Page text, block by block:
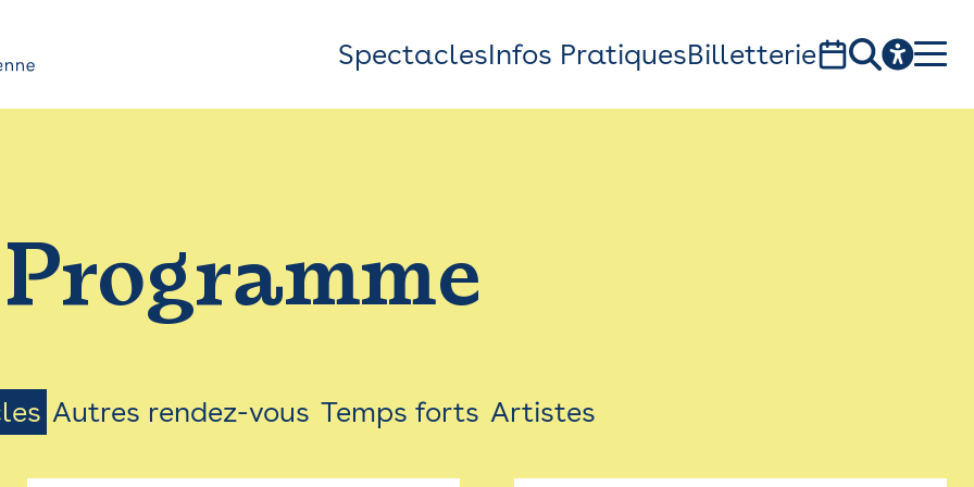
Top
Bar
Menu
SpectaclesInfos PratiquesBilletterie
1, av. du Chateau d'eau - 31300 Toulouse
Programme
Autres rendez-vous Temps forts Artistes